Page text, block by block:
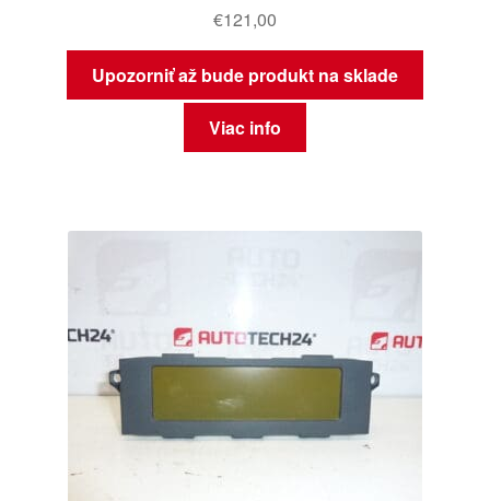
€121,00
Upozorniť až bude produkt na sklade
Viac info